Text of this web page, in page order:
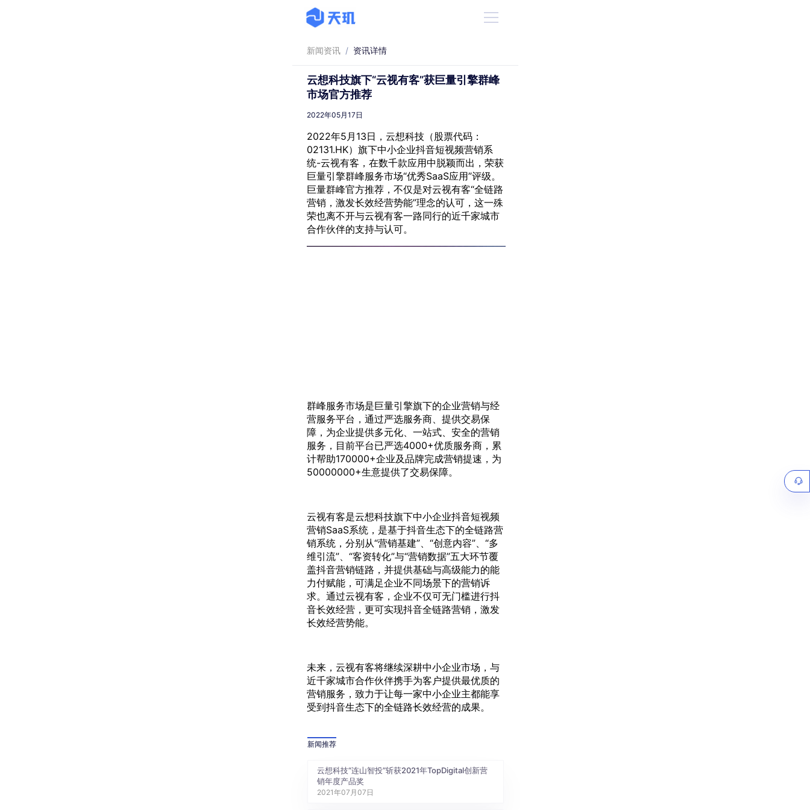
新闻资讯 / 资讯详情
云想科技旗下“云视有客”获巨量引擎群峰
市场官方推荐
2022年05月17日
2022年5月13日，云想科技（股票代码：
02131.HK）旗下中小企业抖音短视频营销系
统-云视有客，在数千款应用中脱颖而出，荣获
巨量引擎群峰服务市场“优秀SaaS应用”评级。
巨量群峰官方推荐，不仅是对云视有客“全链路
营销，激发长效经营势能”理念的认可，这一殊
荣也离不开与云视有客一路同行的近千家城市
合作伙伴的支持与认可。
群峰服务市场是巨量引擎旗下的企业营销与经
营服务平台，通过严选服务商、提供交易保
障，为企业提供多元化、一站式、安全的营销
服务，目前平台已严选4000+优质服务商，累
计帮助170000+企业及品牌完成营销提速，为
50000000+生意提供了交易保障。
云视有客是云想科技旗下中小企业抖音短视频
营销SaaS系统，是基于抖音生态下的全链路营
销系统，分别从“营销基建”、“创意内容”、“多
维引流”、“客资转化”与“营销数据”五大环节覆
盖抖音营销链路，并提供基础与高级能力的能
力付赋能，可满足企业不同场景下的营销诉
求。通过云视有客，企业不仅可无门槛进行抖
音长效经营，更可实现抖音全链路营销，激发
长效经营势能。
未来，云视有客将继续深耕中小企业市场，与
近千家城市合作伙伴携手为客户提供最优质的
营销服务，致力于让每一家中小企业主都能享
受到抖音生态下的全链路长效经营的成果。
新闻推荐
云想科技“连山智投”斩获2021年TopDigital创新营
销年度产品奖
2021年07月07日